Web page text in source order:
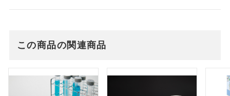
この商品の関連商品